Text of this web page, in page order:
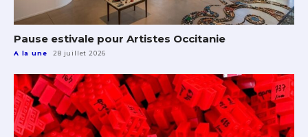
Pause estivale pour Artistes Occitanie
A la une 28 juillet 2026